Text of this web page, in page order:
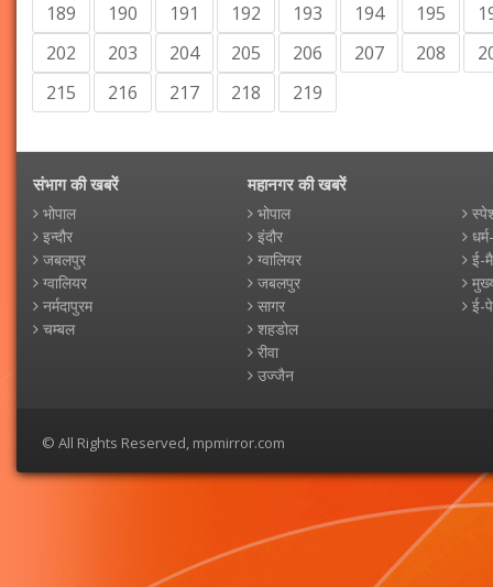
189
190 191 192 193 194 195
202
203 204 205 206 207 208
215
216 217 218 219
संभाग की खबरें
भोपाल
इन्दौर
जबलपुर
ग्वालियर
नर्मदापुरम
चम्बल
महानगर की खबरें
भोपाल
इंदौर
ग्वालियर
जबलपुर
सागर
शहडोल
रीवा
उज्जैन
ई-
ई-
© All Rights Reserved, mpmirror.com